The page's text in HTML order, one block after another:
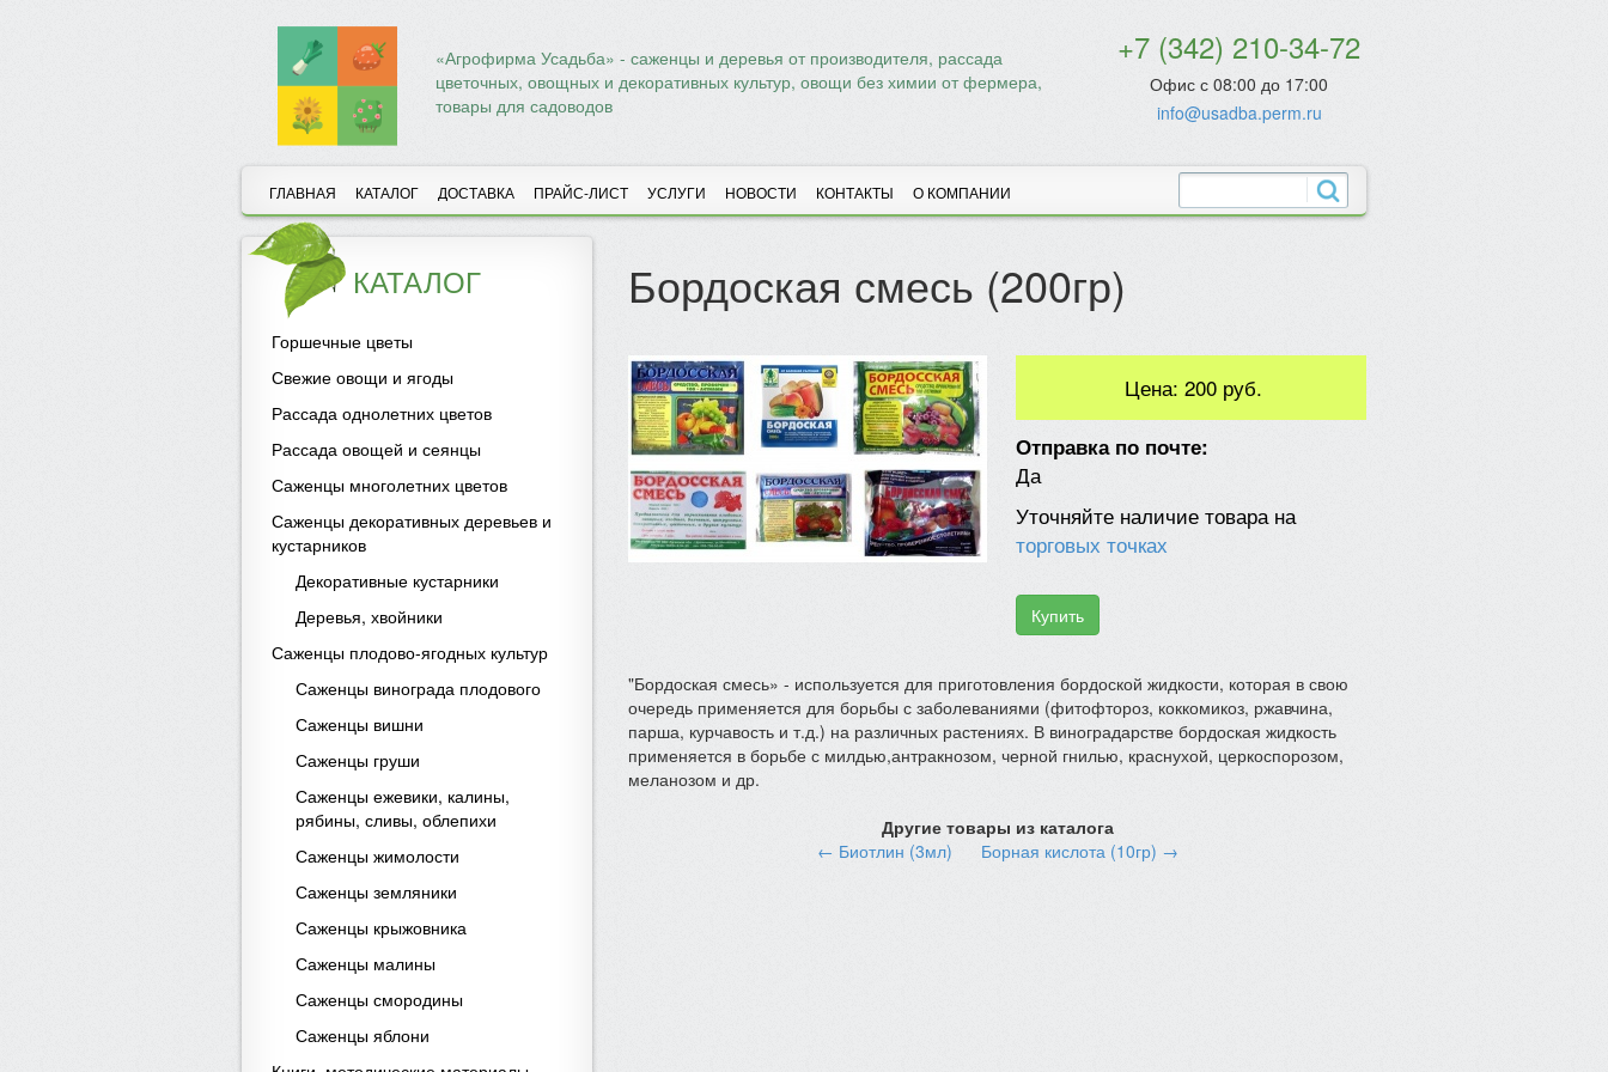
«Агрофирма Усадьба» - саженцы и деревья от производителя, рассада
цветочных, овощных и декоративных культур, овощи без химии от фермера,
товары для садоводов
+7 (342) 210-34-72
Офис с 08:00 до 17:00
info@usadba.perm.ru
ГЛАВНАЯ КАТАЛОГ ДОСТАВКА ПРАЙС-ЛИСТ УСЛУГИ НОВОСТИ КОНТАКТЫ О КОМПАНИИ
КАТАЛОГ
Горшечные цветы
Свежие овощи и ягоды
Рассада однолетних цветов
Рассада овощей и сеянцы
Саженцы многолетних цветов
Саженцы декоративных деревьев и
кустарников
Декоративные кустарники
Деревья, хвойники
Саженцы плодово-ягодных культур
Саженцы винограда плодового
Саженцы вишни
Саженцы груши
Саженцы ежевики, калины,
рябины, сливы, облепихи
Саженцы жимолости
Саженцы земляники
Саженцы крыжовника
Саженцы малины
Саженцы смородины
Саженцы яблони
Бордоская смесь (200гр)
Цена: 200 руб.
Отправка по почте:
Да
Уточняйте наличие товара на
торговых точках
Купить
"Бордоская смесь» - используется для приготовления бордоской жидкости, которая в свою
очередь применяется для борьбы с заболеваниями (фитофтороз, коккомикоз, ржавчина,
парша, курчавость и т.д.) на различных растениях. В виноградарстве бордоская жидкость
применяется в борьбе с милдью,антракнозом, черной гнилью, краснухой, церкоспорозом,
меланозом и др.
Другие товары из каталога
← Биотлин (3мл)
Борная кислота (10гр) →